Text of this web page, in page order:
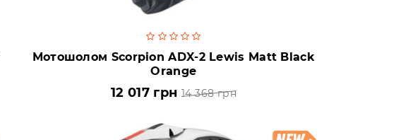
Мотошолом Scorpion ADX-2 Lewis Matt Black
Orange
12 017 грн 14 368 грн